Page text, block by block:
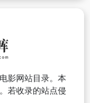
影网站目录。本
若收录的站点侵